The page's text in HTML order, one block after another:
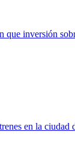
que inversión
en la ciudad